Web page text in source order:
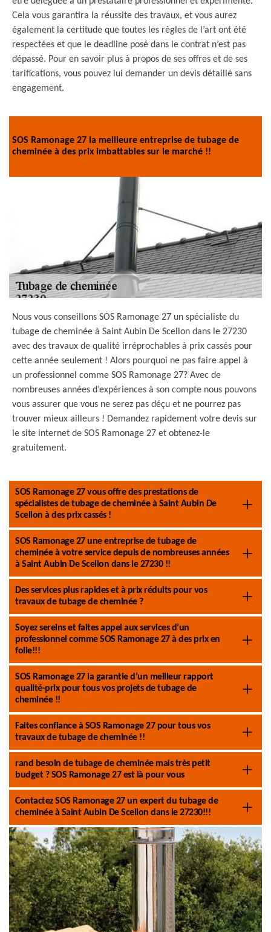
Cela vous garantira la réussite des travaux, et vous aurez
également la certitude que toutes les règles de l’art ont été
respectées et que le deadline posé dans le contrat n’est pas
dépassé. Pour en savoir plus à propos de ses offres et de ses
tarifications, vous pouvez lui demander un devis détaillé sans
engagement.
SOS Ramonage 27 la meilleure entreprise de tubage de
cheminée à des prix imbattables sur le marché !!
Nous vous conseillons SOS Ramonage 27 un spécialiste du
tubage de cheminée à Saint Aubin De Scellon dans le 27230
avec des travaux de qualité irréprochables à prix cassés pour
cette année seulement ! Alors pourquoi ne pas faire appel à
un professionnel comme SOS Ramonage 27? Avec de
nombreuses années d’expériences à son compte nous pouvons
vous assurer que vous ne serez pas déçu et ne pourrez pas
trouver mieux ailleurs ! Demandez rapidement votre devis sur
le site internet de SOS Ramonage 27 et obtenez-le
gratuitement.
SOS Ramonage 27 vous offre des prestations de
spécialistes de tubage de cheminée à Saint Aubin De
Scellon à des prix cassés !
SOS Ramonage 27 une entreprise de tubage de
cheminée à votre service depuis de nombreuses années
à Saint Aubin De Scellon dans le 27230 !!
Des services plus rapides et à prix réduits pour vos
travaux de tubage de cheminée ?
Soyez sereins et faites appel aux services d’un
professionnel comme SOS Ramonage 27 à des prix en
folie!!!
SOS Ramonage 27 la garantie d’un meilleur rapport
qualité-prix pour tous vos projets de tubage de
cheminée !!
Faites confiance à SOS Ramonage 27 pour tous vos
travaux de tubage de cheminée !!
rand besoin de tubage de cheminée mais très petit
budget ? SOS Ramonage 27 est là pour vous
Contactez SOS Ramonage 27 un expert du tubage de
cheminée à Saint Aubin De Scellon dans le 27230!!!